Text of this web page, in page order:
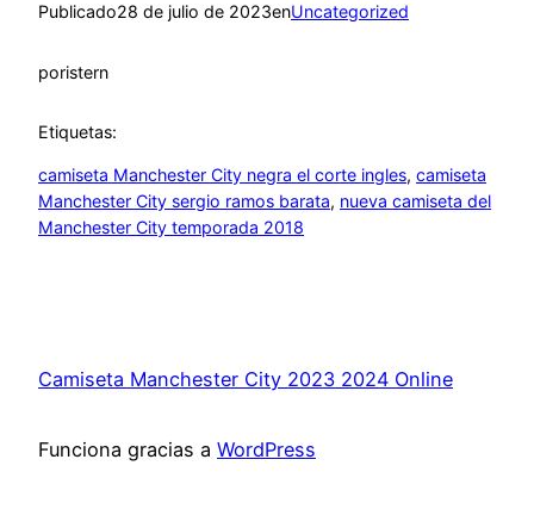
Publicado28 de julio de 2023enUncategorized
poristern
Etiquetas:
camiseta Manchester City negra el corte ingles, camiseta
Manchester City sergio ramos barata, nueva camiseta del
Manchester City temporada 2018
Camiseta Manchester City 2023 2024 Online
Funciona gracias a WordPress